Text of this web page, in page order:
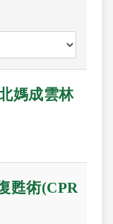
媽成雲林
甦術(CPR